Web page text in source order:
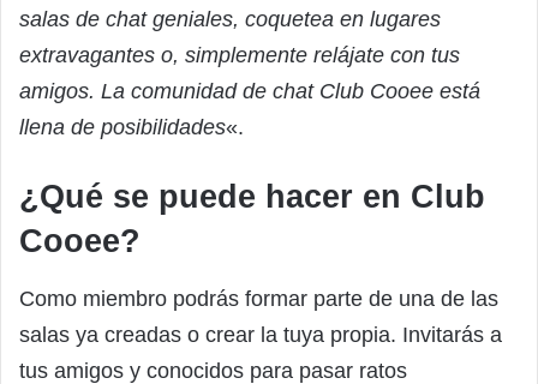
salas de chat geniales, coquetea en lugares
extravagantes o, simplemente relájate con tus
amigos. La comunidad de chat Club Cooee está
llena de posibilidades«.
¿Qué se puede hacer en Club
Cooee?
Como miembro podrás formar parte de una de las
salas ya creadas o crear la tuya propia. Invitarás a
tus amigos y conocidos para pasar ratos